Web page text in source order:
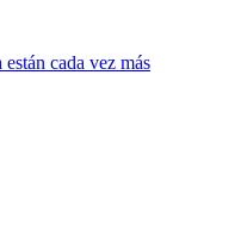
cada vez más